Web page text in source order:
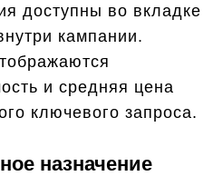
доступны во вкладке
кампании.
и средняя цена
ключевого запроса.
назначение